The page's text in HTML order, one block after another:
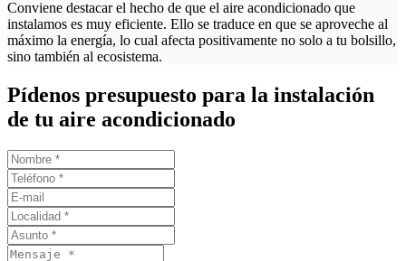
Conviene destacar el hecho de que el aire acondicionado que
instalamos es muy eficiente. Ello se traduce en que se aproveche al
máximo la energía, lo cual afecta positivamente no solo a tu bolsillo,
sino también al ecosistema.
Pídenos presupuesto para la instalación
de tu aire acondicionado